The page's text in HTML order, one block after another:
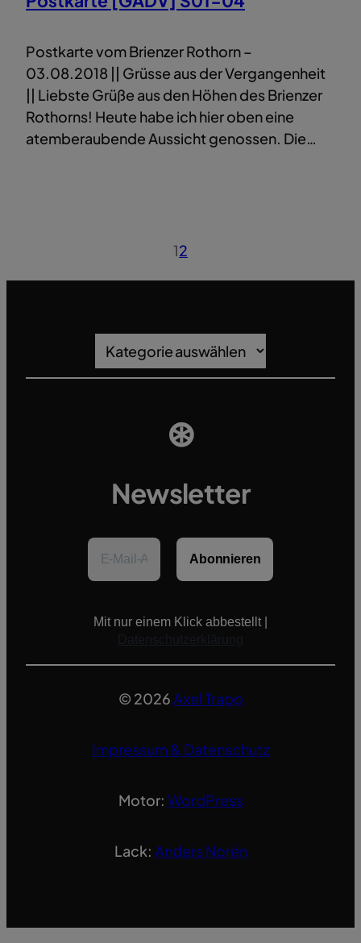
Postkarte vom Brienzer Rothorn –
03.08.2018 || Grüsse aus der Vergangenheit
|| Liebste Grüße aus den Höhen des Brienzer
Rothorns! Heute habe ich hier oben eine
atemberaubende Aussicht genossen. Die…
12
⊛
Newsletter
Mit nur einem Klick abbestellt |
© 2026Axel Trapp
Impressum & Datenschutz
Motor: WordPress
Lack: Anders Norén